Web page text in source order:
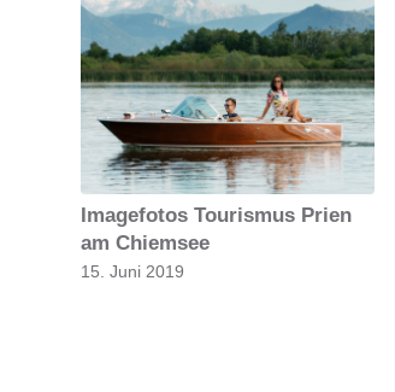
Imagefotos Tourismus Prien
am Chiemsee
15. Juni 2019